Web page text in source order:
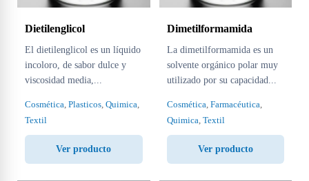
Dietilenglicol
El dietilenglicol es un líquido
incoloro, de sabor dulce y
viscosidad media,...
Cosmética Plasticos Quimica
Textil
Ver producto
Dimetilformamida
La dimetilformamida es un
solvente orgánico polar muy
utilizado por su capacidad...
Cosmética Farmacéutica
Quimica Textil
Ver producto